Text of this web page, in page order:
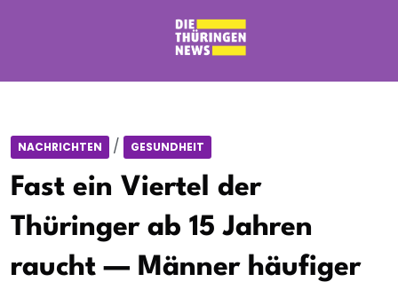
NACHRICHTEN / GESUNDHEIT
Fast ein Viertel der
Thüringer ab 15 Jahren
raucht — Männer häufiger